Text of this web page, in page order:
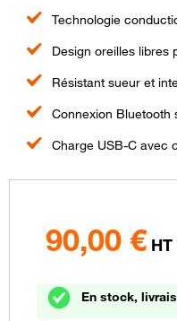
Technologie
Design oreilles libres
Résistant sueur et
Connexion Bluetooth
Charge USB-C avec
90,00 € HT
En stock,